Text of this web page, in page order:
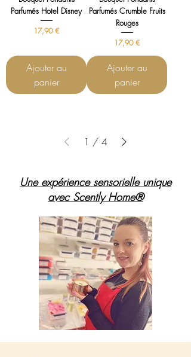
Parfumés Hotel Disney
Prix
17,90 €
Ajouter au
panier
Parfumés Crumble Fruits
Rouges
Prix
17,90 €
Ajouter au
panier
1 / 4
Une expérience sensorielle unique
avec Scently Home®